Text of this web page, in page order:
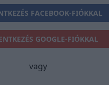
FACEBOOK-FIÓKKAL
GOOGLE-FIÓKKAL
vagy